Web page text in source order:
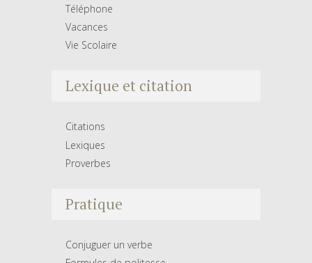
Téléphone
Vacances
Vie Scolaire
Lexique et citation
Citations
Lexiques
Proverbes
Pratique
Conjuguer un verbe